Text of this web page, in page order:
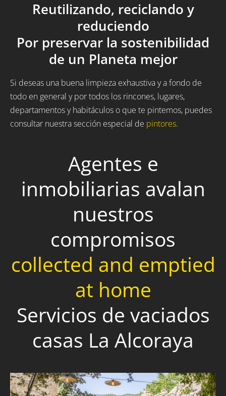
Reutilizando, reciclando y
reduciendo
Por preservar la sostenibilidad
de un Planeta mejor
Si deseas una buena limpieza exhaustiva y a fondo de
todo en general y por todos los rincones, lugares,
departamentos y habitáculos o que te pintemos, puedes
consultar nuestra sección especial de pintores.
Agentes e
inmobiliarias avalan
nuestros
compromisos
collected and emptied
at home
Servicios de vaciados
casas La Alcoraya